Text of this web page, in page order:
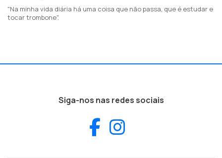
"Na minha vida diária há uma coisa que não passa, que é estudar e
tocar trombone".
Siga-nos nas redes sociais
Facebook